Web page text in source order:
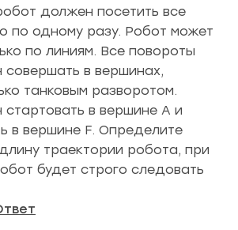
должен посетить все
по одному разу. Робот может
по линиям. Все повороты
в вершинах,
танковым разворотом.
в вершине А и
в вершине F. Определите
траектории робота, при
будет строго следовать